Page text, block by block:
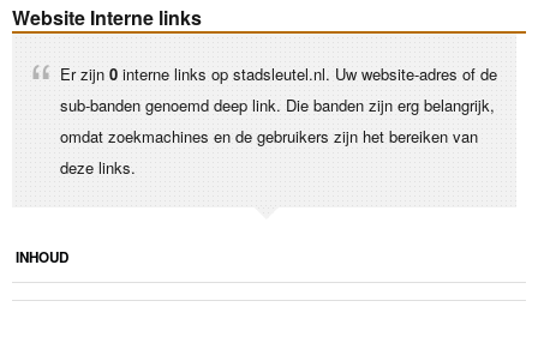
Website Interne links
Er zijn 0 interne links op stadsleutel.nl. Uw website-adres of de
sub-banden genoemd deep link. Die banden zijn erg belangrijk,
omdat zoekmachines en de gebruikers zijn het bereiken van
deze links.
INHOUD